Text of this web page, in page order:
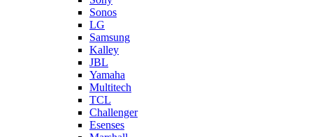
Sonos
LG
Samsung
Kalley
JBL
Yamaha
Multitech
TCL
Challenger
Esenses